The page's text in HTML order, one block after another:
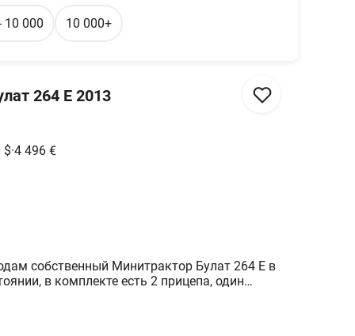
264 Е 2013
$·4 496 €
собственный Минитрактор Булат 264 Е в
в комплекте есть 2 прицепа, один
1.4 м., польская двухрядная
10 000 10 000+